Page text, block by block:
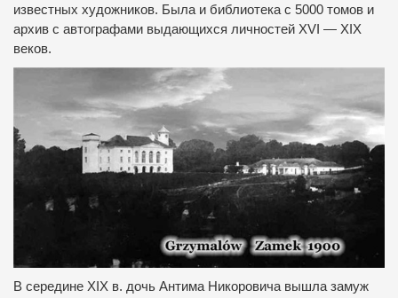
известных художников. Была и библиотека с 5000 томов и
архив с автографами выдающихся личностей XVI — XIX
веков.
В середине XIX в. дочь Антима Никоровича вышла замуж